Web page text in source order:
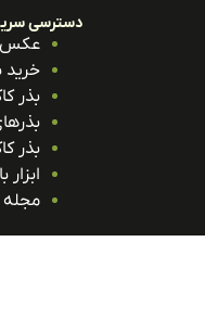
دسترسی
خرید
بذر
بذر
ابزار